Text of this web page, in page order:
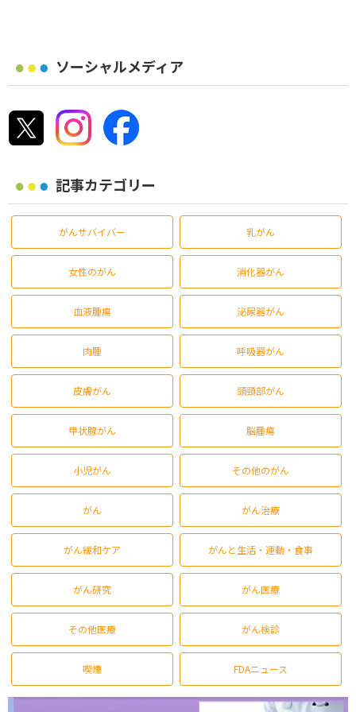
ソーシャルメディア
記事カテゴリー
がんサバイバー 乳がん
女性のがん 消化器がん
血液腫瘍 泌尿器がん
肉腫 呼吸器がん
皮膚がん 頭頸部がん
甲状腺がん 脳腫瘍
小児がん その他のがん
がん がん治療
がん緩和ケア がんと生活・運動・食事
がん研究 がん医療
その他医療 がん検診
喫煙 FDAニュース